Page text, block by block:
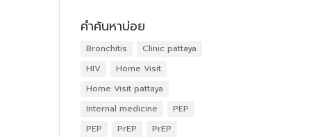
คำค้นหาบ่อย
Bronchitis
Clinic pattaya
HIV
Home Visit
Home Visit pattaya
Internal medicine
PEP
PEP
PrEP
PrEP